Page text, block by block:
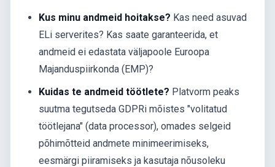
Kus minu andmeid hoitakse? Kas need asuvad
ELi serverites? Kas saate garanteerida, et
andmeid ei edastata väljapoole Euroopa
Majanduspiirkonda (EMP)?
Kuidas te andmeid töötlete? Platvorm peaks
suutma tegutseda GDPRi mõistes "volitatud
töötlejana" (data processor), omades selgeid
põhimõtteid andmete minimeerimiseks,
eesmärgi piiramiseks ja kasutaja nõusoleku